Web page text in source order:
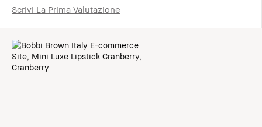
Scrivi La Prima Valutazione